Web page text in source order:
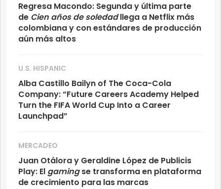
Regresa Macondo: Segunda y última parte
de Cien años de soledadllega a Netflix más
colombiana y con estándares de producción
aún más altos
U.S. HISPANIC
Alba Castillo Bailyn of The Coca-Cola
Company: “Future Careers Academy Helped
Turn the FIFA World Cup Into a Career
Launchpad”
MERCADEO
Juan Otálora y Geraldine López de Publicis
Play: El gamingse transforma en plataforma
de crecimiento para las marcas